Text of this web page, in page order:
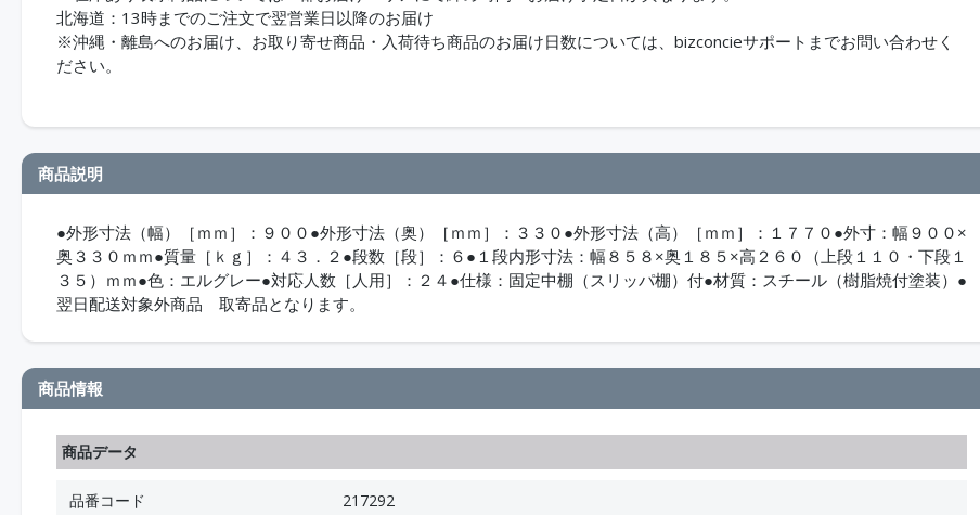
北海道：13時までのご注文で翌営業日以降のお届け
※沖縄・離島へのお届け、お取り寄せ商品・入荷待ち商品のお届け日数については、bizconcieサポートまでお問い合わせく
ださい。
商品説明
●外形寸法（幅）［ｍｍ］：９００●外形寸法（奥）［ｍｍ］：３３０●外形寸法（高）［ｍｍ］：１７７０●外寸：幅９００×
奥３３０ｍｍ●質量［ｋｇ］：４３．２●段数［段］：６●１段内形寸法：幅８５８×奥１８５×高２６０（上段１１０・下段１
３５）ｍｍ●色：エルグレー●対応人数［人用］：２４●仕様：固定中棚（スリッパ棚）付●材質：スチール（樹脂焼付塗装）●
翌日配送対象外商品 取寄品となります。
商品情報
商品データ
品番コード
217292